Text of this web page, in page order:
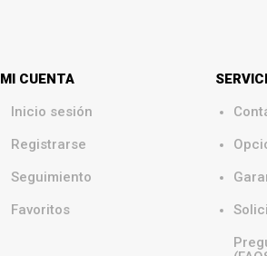
MI CUENTA
Inicio sesión
Registrarse
Seguimiento
Favoritos